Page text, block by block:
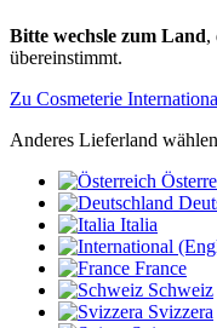
Bitte wechsle zum Land,
übereinstimmt.
Zu Cosmeterie
Anderes Lieferland wählen
Italia
France
Schweiz
Svizzera